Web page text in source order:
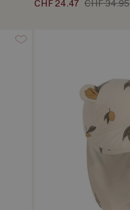
CHF 24.47 CHF 34.95